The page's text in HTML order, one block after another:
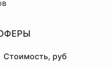
Стоимость, руб